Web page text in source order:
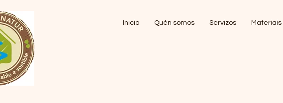
Inicio Quén somos Servizos Materiais